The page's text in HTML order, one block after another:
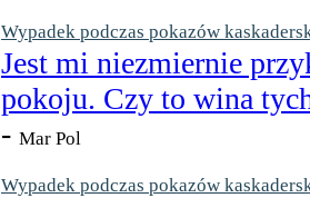
Wypadek podczas pokazów
Jest mi niezmiernie
pokoju. Czy to wina
- Mar Pol
Wypadek podczas pokazów